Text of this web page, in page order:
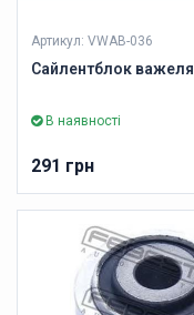
Артикул: VWAB-036
Сайлентблок важеля
В наявності
291 грн